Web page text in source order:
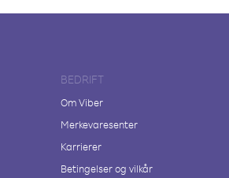
BEDRIFT
Om Viber
Merkevaresenter
Karrierer
Betingelser og vilkår